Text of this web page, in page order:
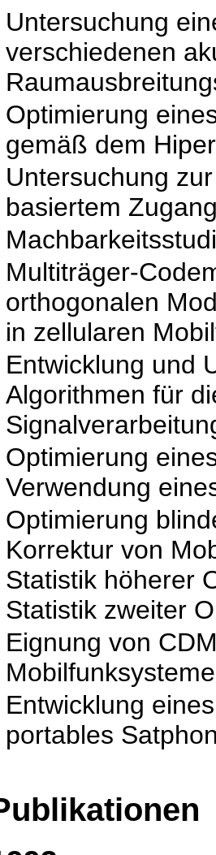
Untersuchung
verschiedenen
Optimierung
gemäß dem
Untersuchung
basiertem
Multiträger-
orthogonalen
in zellularen
Entwicklung und
Algorithmen für
Optimierung
Verwendung
Optimierung
Korrektur von
Statistik höherer
Statistik zweiter
Eignung von
Mobilfunksysteme
Entwicklung
portables